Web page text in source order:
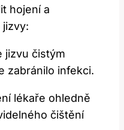
⁣hojení a
jizvy:
čistým
zabránilo‌ infekci.
lékaře ohledně
čištění